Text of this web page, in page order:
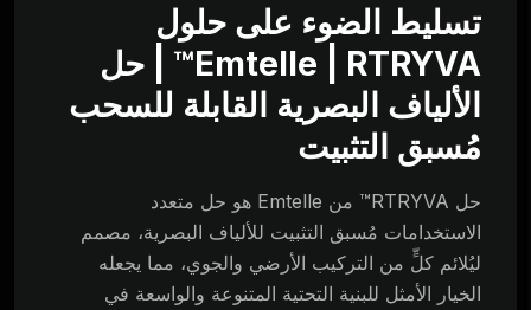
تسليط الضوء على حلول
Emtelle | RTRYVA™ | حل
الألياف البصرية القابلة للسحب
مُسبق التثبيت
حل RTRYVA™ من Emtelle هو حل متعدد
الاستخدامات مُسبق التثبيت للألياف البصرية، مصمم
ليُلائم كلٍّ من التركيب الأرضي والجوي، مما يجعله
الخيار الأمثل للبنية التحتية المتنوعة والواسعة في